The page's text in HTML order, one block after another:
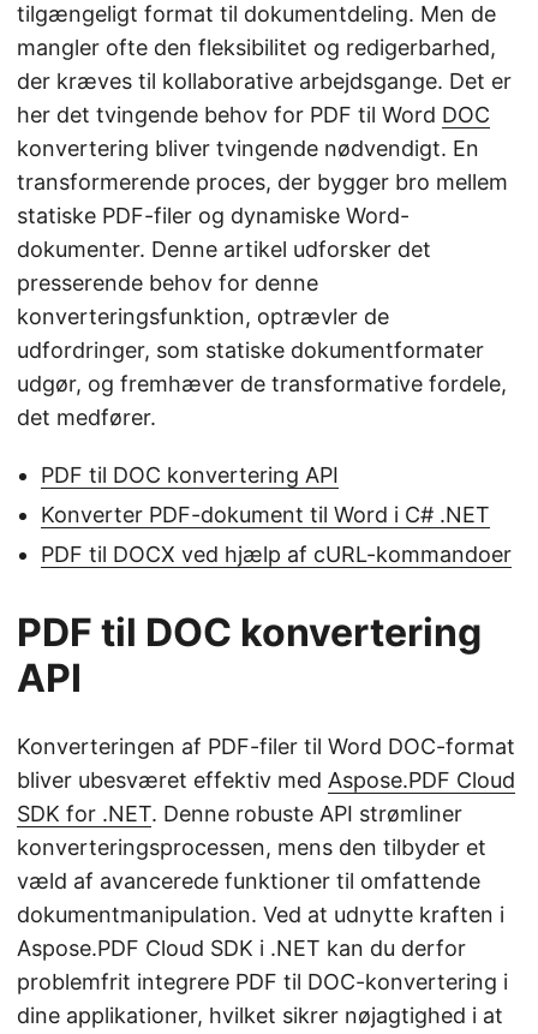
tilgængeligt format til dokumentdeling. Men de
mangler ofte den fleksibilitet og redigerbarhed,
der kræves til kollaborative arbejdsgange. Det er
her det tvingende behov for PDF til Word DOC
konvertering bliver tvingende nødvendigt. En
transformerende proces, der bygger bro mellem
statiske PDF-filer og dynamiske Word-
dokumenter. Denne artikel udforsker det
presserende behov for denne
konverteringsfunktion, optrævler de
udfordringer, som statiske dokumentformater
udgør, og fremhæver de transformative fordele,
det medfører.
PDF til DOC konvertering API
Konverter PDF-dokument til Word i C# .NET
PDF til DOCX ved hjælp af cURL-kommandoer
PDF til DOC konvertering
API
Konverteringen af PDF-filer til Word DOC-format
bliver ubesværet effektiv med Aspose.PDF Cloud
SDK for .NET. Denne robuste API strømliner
konverteringsprocessen, mens den tilbyder et
væld af avancerede funktioner til omfattende
dokumentmanipulation. Ved at udnytte kraften i
Aspose.PDF Cloud SDK i .NET kan du derfor
problemfrit integrere PDF til DOC-konvertering i
dine applikationer, hvilket sikrer nøjagtighed i at